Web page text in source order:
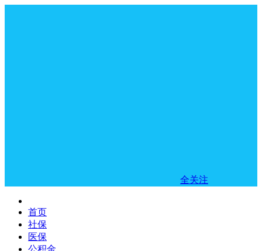
全关注
首页
社保
医保
公积金